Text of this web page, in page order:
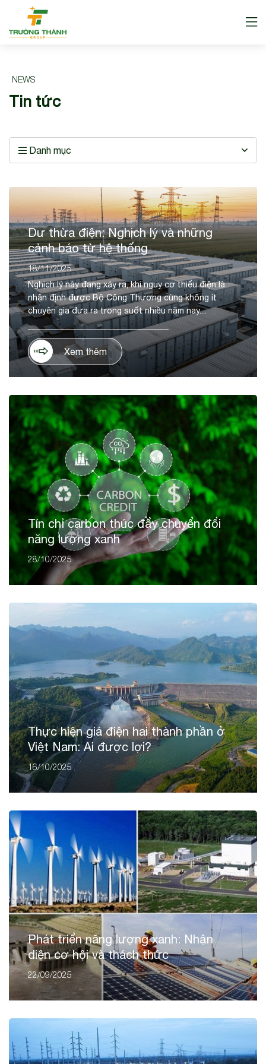
NEWS
Tin tức
Danh mục
Dư thừa điện: Nghịch lý và những
cảnh báo từ hệ thống
18/11/2025
Nghịch lý này đang xảy ra, khi nguy cơ thiếu điện là
nhận định được Bộ Công Thương cùng không ít
chuyên gia đưa ra trong suốt nhiều năm nay....
Xem thêm
Tín chỉ carbon thúc đẩy chuyển đổi
năng lượng xanh
28/10/2025
Thực hiện giá điện hai thành phần ở
Việt Nam: Ai được lợi?
16/10/2025
Phát triển năng lượng xanh: Nhận
diện cơ hội và thách thức
22/09/2025